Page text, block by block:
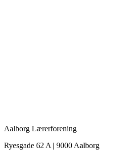
Aalborg Lærerforening
Ryesgade 62 A | 9000 Aalborg